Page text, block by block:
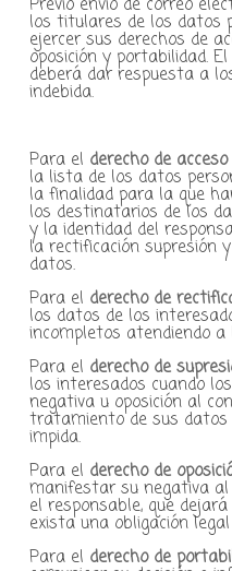
Previo envío de correo
los titulares de los datos
ejercer sus derechos de
oposición y portabilidad.
deberá dar respuesta a
indebida.
Para el derecho de acceso
la lista de los datos
la finalidad para la que
los destinatarios de los
y la identidad del
la rectificación supresión
datos.
Para el derecho de
los datos de los
incompletos atendiendo
Para el derecho de
los interesados cuando
negativa u oposición al
tratamiento de sus datos
impida.
Para el derecho de
manifestar su negativa
el responsable, que
exista una obligación
Para el derecho de